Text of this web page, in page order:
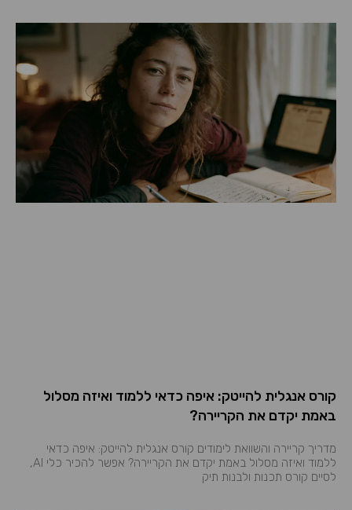
קורס אנגלית להייטק: איפה כדאי ללמוד ואיזה מסלול
באמת יקדם את הקריירה?
מדריך קריירה והשוואת לימודים קורס אנגלית להייטק: איפה כדאי
ללמוד ואיזה מסלול באמת יקדם את הקריירה? אפשר להכיר כלי AI,
לסיים קורס תכנות ולבנות תיק